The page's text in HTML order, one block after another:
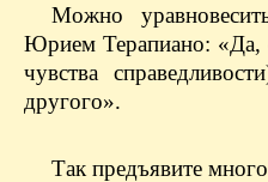
Можно
Юрием Терапиано: «Да,
чувства
другого».
Так предъявите